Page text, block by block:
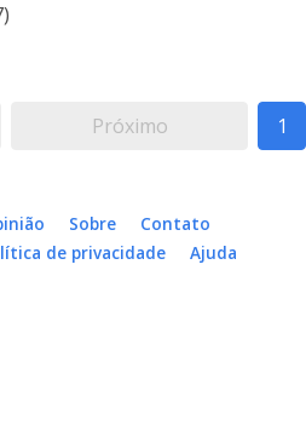
Próximo 1
Sobre
Contato
de privacidade Ajuda